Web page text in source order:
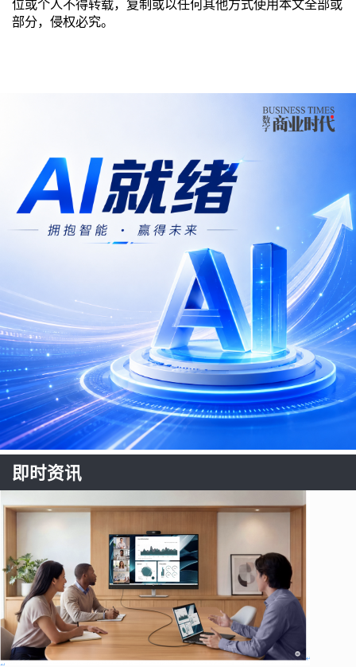
部分，侵权必究。
即时资讯